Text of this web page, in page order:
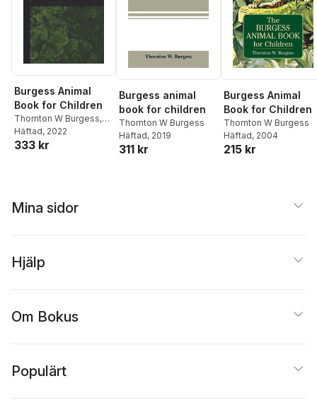
Burgess Animal
Book for Children
Thornton W Burgess,
Louis Agassiz Fuertes
Häftad, 2022
333 kr
Burgess animal
book for children
Thornton W Burgess
Häftad, 2019
311 kr
Burgess Animal
Book for Children
Thornton W Burgess
Häftad, 2004
215 kr
Mina sidor
Hjälp
Om Bokus
Populärt